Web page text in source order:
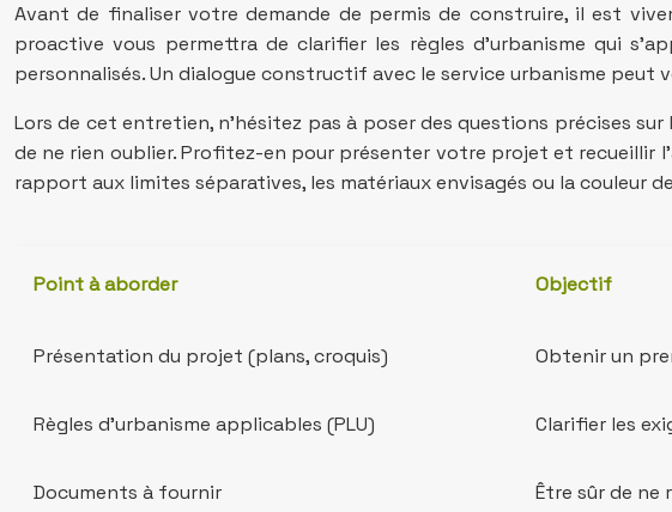
Avant de finaliser votre demande de permis de construire, il est
proactive vous permettra de clarifier les règles d’urbanisme qui
personnalisés. Un dialogue constructif avec le service urbanisme peut
Lors de cet entretien, n’hésitez pas à poser des questions précises
de ne rien oublier. Profitez-en pour présenter votre projet et recueillir
rapport aux limites séparatives, les matériaux envisagés ou la couleur
Point à aborder Objectif
Présentation du projet (plans, croquis) Obtenir un
Règles d’urbanisme applicables (PLU) Clarifier les
Documents à fournir Être sûr de ne